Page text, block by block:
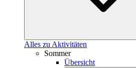
Alles zu Aktivitäten
Sommer
Übersicht